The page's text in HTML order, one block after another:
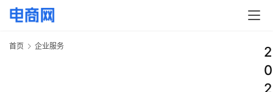
首页 企业服务
2
0
2